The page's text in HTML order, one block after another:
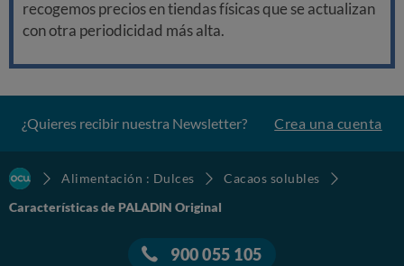
recogemos precios en tiendas físicas que se actualizan
con otra periodicidad más alta.
¿Quieres recibir nuestra Newsletter? Crea una cuenta
Alimentación : Dulces
Cacaos solubles
Características de PALADIN Original
900 055 105